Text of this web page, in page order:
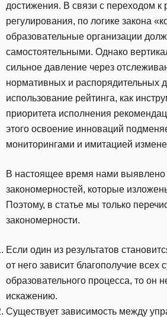
достижения. В связи с переходом
регулирования, по логике закона
образовательные организации
самостоятельными. Однако
сильное давление через
нормативных и распорядительных
использование рейтинга, как
приоритета исполнения
этого освоение инноваций
мониторингами и имитацией
В настоящее время нами выявлено
закономерностей, которые
Поэтому, в статье мы только
закономерности.
Если один из результатов
от него зависит благополучие всех
образовательного процесса, то он
искажению.
Существует зависимость между